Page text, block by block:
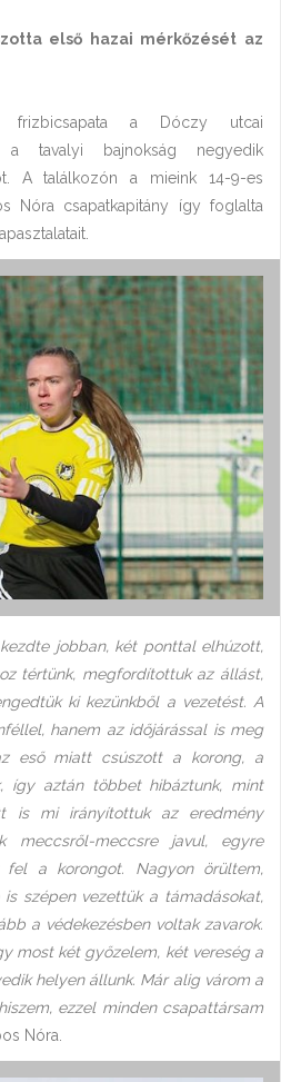
első hazai mérkőzését az
frizbicsapata a Dóczy utcai
a tavalyi bajnokság negyedik
A találkozón a mieink 14-9-es
Nóra csapatkapitány így foglalta
jobban, két ponttal elhúzott,
tértünk, megfordítottuk az állást,
ki kezünkből a vezetést. A
hanem az időjárással is meg
eső miatt csúszott a korong, a
így aztán többet hibáztunk, mint
is mi irányítottuk az eredmény
meccsről-meccsre javul, egyre
fel a korongot. Nagyon örültem,
szépen vezettük a támadásokat,
a védekezésben voltak zavarok.
most két győzelem, két vereség a
helyen állunk. Már alig várom a
ezzel minden csapattársam
Nóra.